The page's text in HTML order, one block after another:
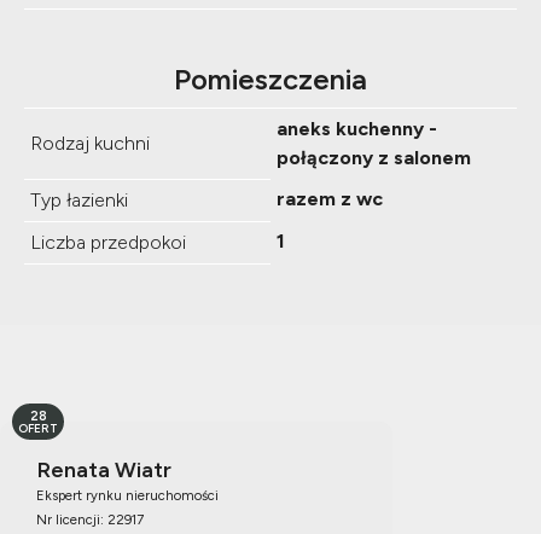
Pomieszczenia
Rodzaj kuchni
aneks kuchenny -
połączony z salonem
Typ łazienki
razem z wc
Liczba przedpokoi
1
Renata Wiatr
Ekspert rynku nieruchomości
Nr licencji: 22917
28
OFERT